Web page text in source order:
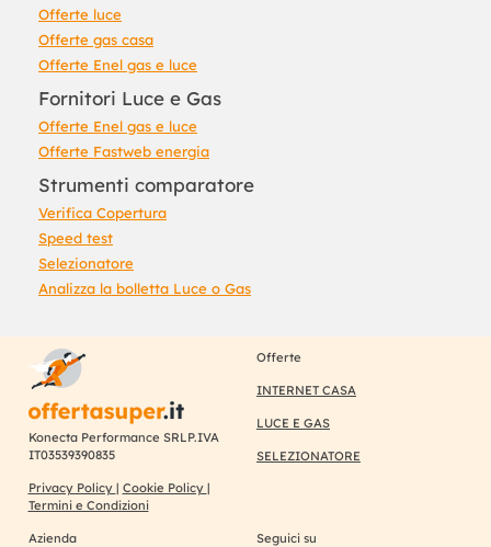
Offerte luce
Offerte gas casa
Offerte Enel gas e luce
Fornitori Luce e Gas
Offerte Enel gas e luce
Offerte Fastweb energia
Strumenti comparatore
Verifica Copertura
Speed test
Selezionatore
Analizza la bolletta Luce o Gas
Konecta Performance SRLP.IVA
IT03539390835
Privacy Policy | Cookie Policy |
Termini e Condizioni
Offerte
INTERNET CASA
LUCE E GAS
SELEZIONATORE
Azienda Seguici su